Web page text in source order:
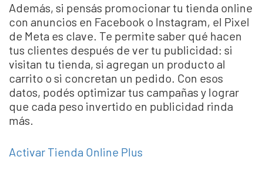
Además, si pensás promocionar tu tienda online
con anuncios en Facebook o Instagram, el Pixel
de Meta es clave. Te permite saber qué hacen
tus clientes después de ver tu publicidad: si
visitan tu tienda, si agregan un producto al
carrito o si concretan un pedido. Con esos
datos, podés optimizar tus campañas y lograr
que cada peso invertido en publicidad rinda
más.
Activar Tienda Online Plus